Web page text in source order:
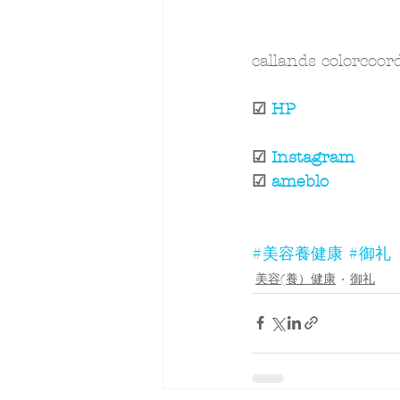
callands
☑ HP
☑ Instagram
☑ ameblo
#美容養健康 #御礼
美容(養）健康 御礼